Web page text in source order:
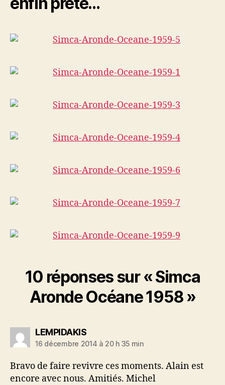
10 réponses sur « Simca
Aronde Océane 1958 »
LEMPIDAKISdit :
16 décembre 2014 à 20 h 35 min
Bravo de faire revivre ces moments. Alain est
encore avec nous. Amitiés. Michel